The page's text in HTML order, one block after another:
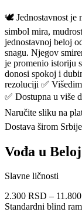
🕊️ Jednostavnost je
simbol mira,
jednostavnoj beloj
snagu. Njegov
je promenio istoriju
donosi spokoj i
rezoluciji ✅
✅ Dostupna u više
Naručite sliku na
Dostava širom Srbije
Vođa u
Slavne ličnosti
2.300 RSD –
Standardni blind